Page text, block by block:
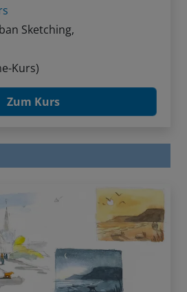
Sketching,
Kurs)
Zum Kurs